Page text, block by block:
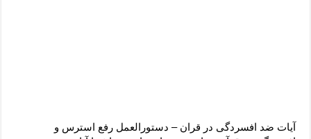
آیات ضد افسردگی در قران – دستورالعمل رفع استرس و